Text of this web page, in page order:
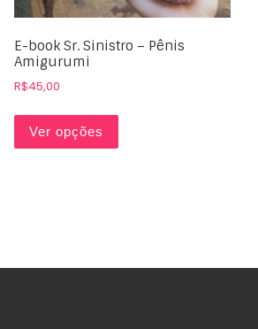
E-book Sr. Sinistro – Pênis
Amigurumi
R$45,00
Ver opções